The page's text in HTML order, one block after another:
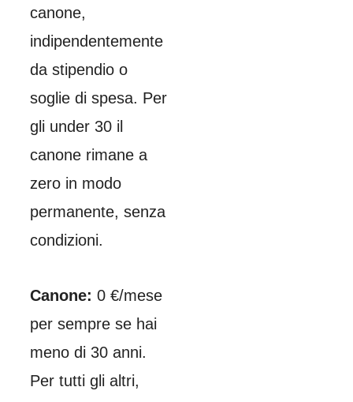
canone,
indipendentemente
da stipendio o
soglie di spesa. Per
gli under 30 il
canone rimane a
zero in modo
permanente, senza
condizioni.
Canone: 0 €/mese
per sempre se hai
meno di 30 anni.
Per tutti gli altri,